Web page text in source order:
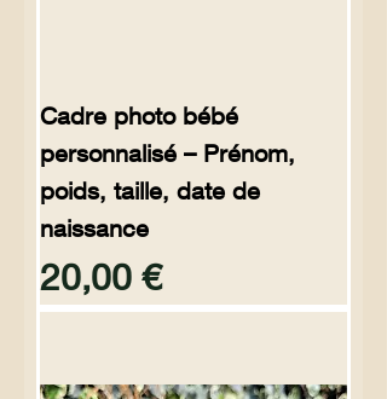
Cadre photo bébé
personnalisé – Prénom,
poids, taille, date de
naissance
Preço
20,00 €